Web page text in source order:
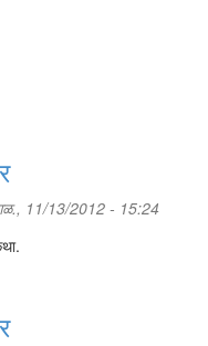
11/13/2012 - 15:24